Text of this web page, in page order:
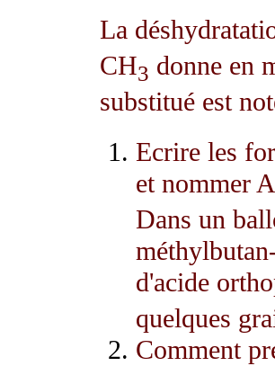
La
CH3 donne en
substitué est
Ecrire les
et nommer A
Dans un
d'acide
quelques
Comment